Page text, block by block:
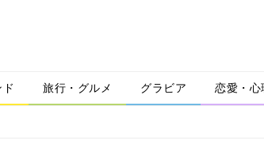
旅行・グルメ グラビア 恋愛・心